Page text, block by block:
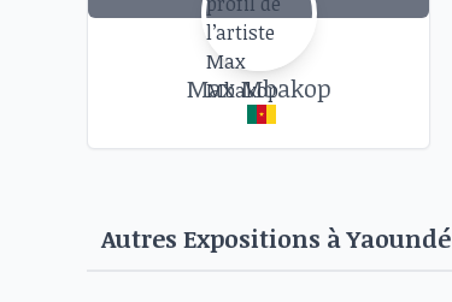
Max Mbakop
Autres Expositions àYaoundé